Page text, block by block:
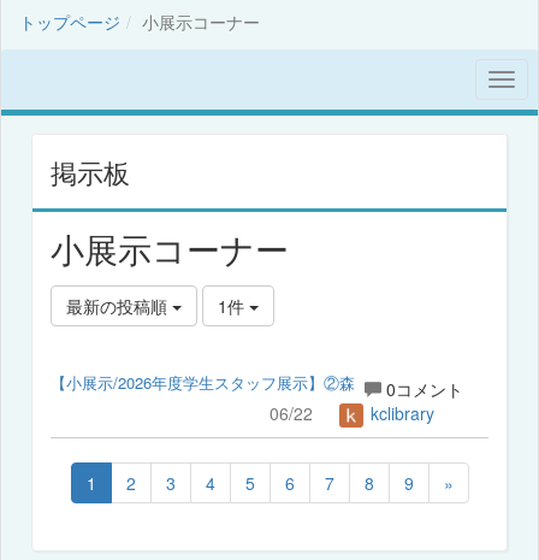
トップページ 小展示コーナー
掲示板
小展示コーナー
最新の投稿順 1件
【小展示/2026年度学生スタッフ展示】②森
0コメント
06/22
kclibrary
1 2 3 4 5 6 7 8 9 »